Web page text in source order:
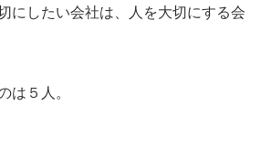
にしたい会社は、人を大切にする会
は５人。